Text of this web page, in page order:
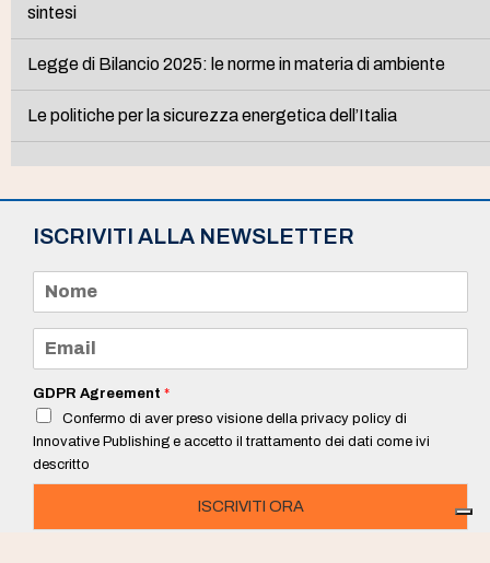
sintesi
Legge di Bilancio 2025: le norme in materia di ambiente
Le politiche per la sicurezza energetica dell’Italia
ISCRIVITI ALLA NEWSLETTER
m
e
a
i
*
GDPR Agreement *
Confermo di aver preso visione della privacy policy di
Innovative Publishing e accetto il trattamento dei dati come ivi
descritto
ISCRIVITI ORA